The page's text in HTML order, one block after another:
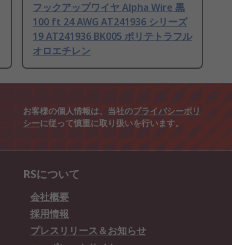
フックアップワイヤ Alpha Wire 黒
100 ft 24 AWG AT241936 シリーズ
19 AT241936 BK005 ポリテトラフル
オロエチレン
お客様の個人情報は、当社のプライバシーポリ
シーに従って慎重に取り扱いを行います。
RSについて
会社概要
採用情報
プレスリリース＆お知らせ